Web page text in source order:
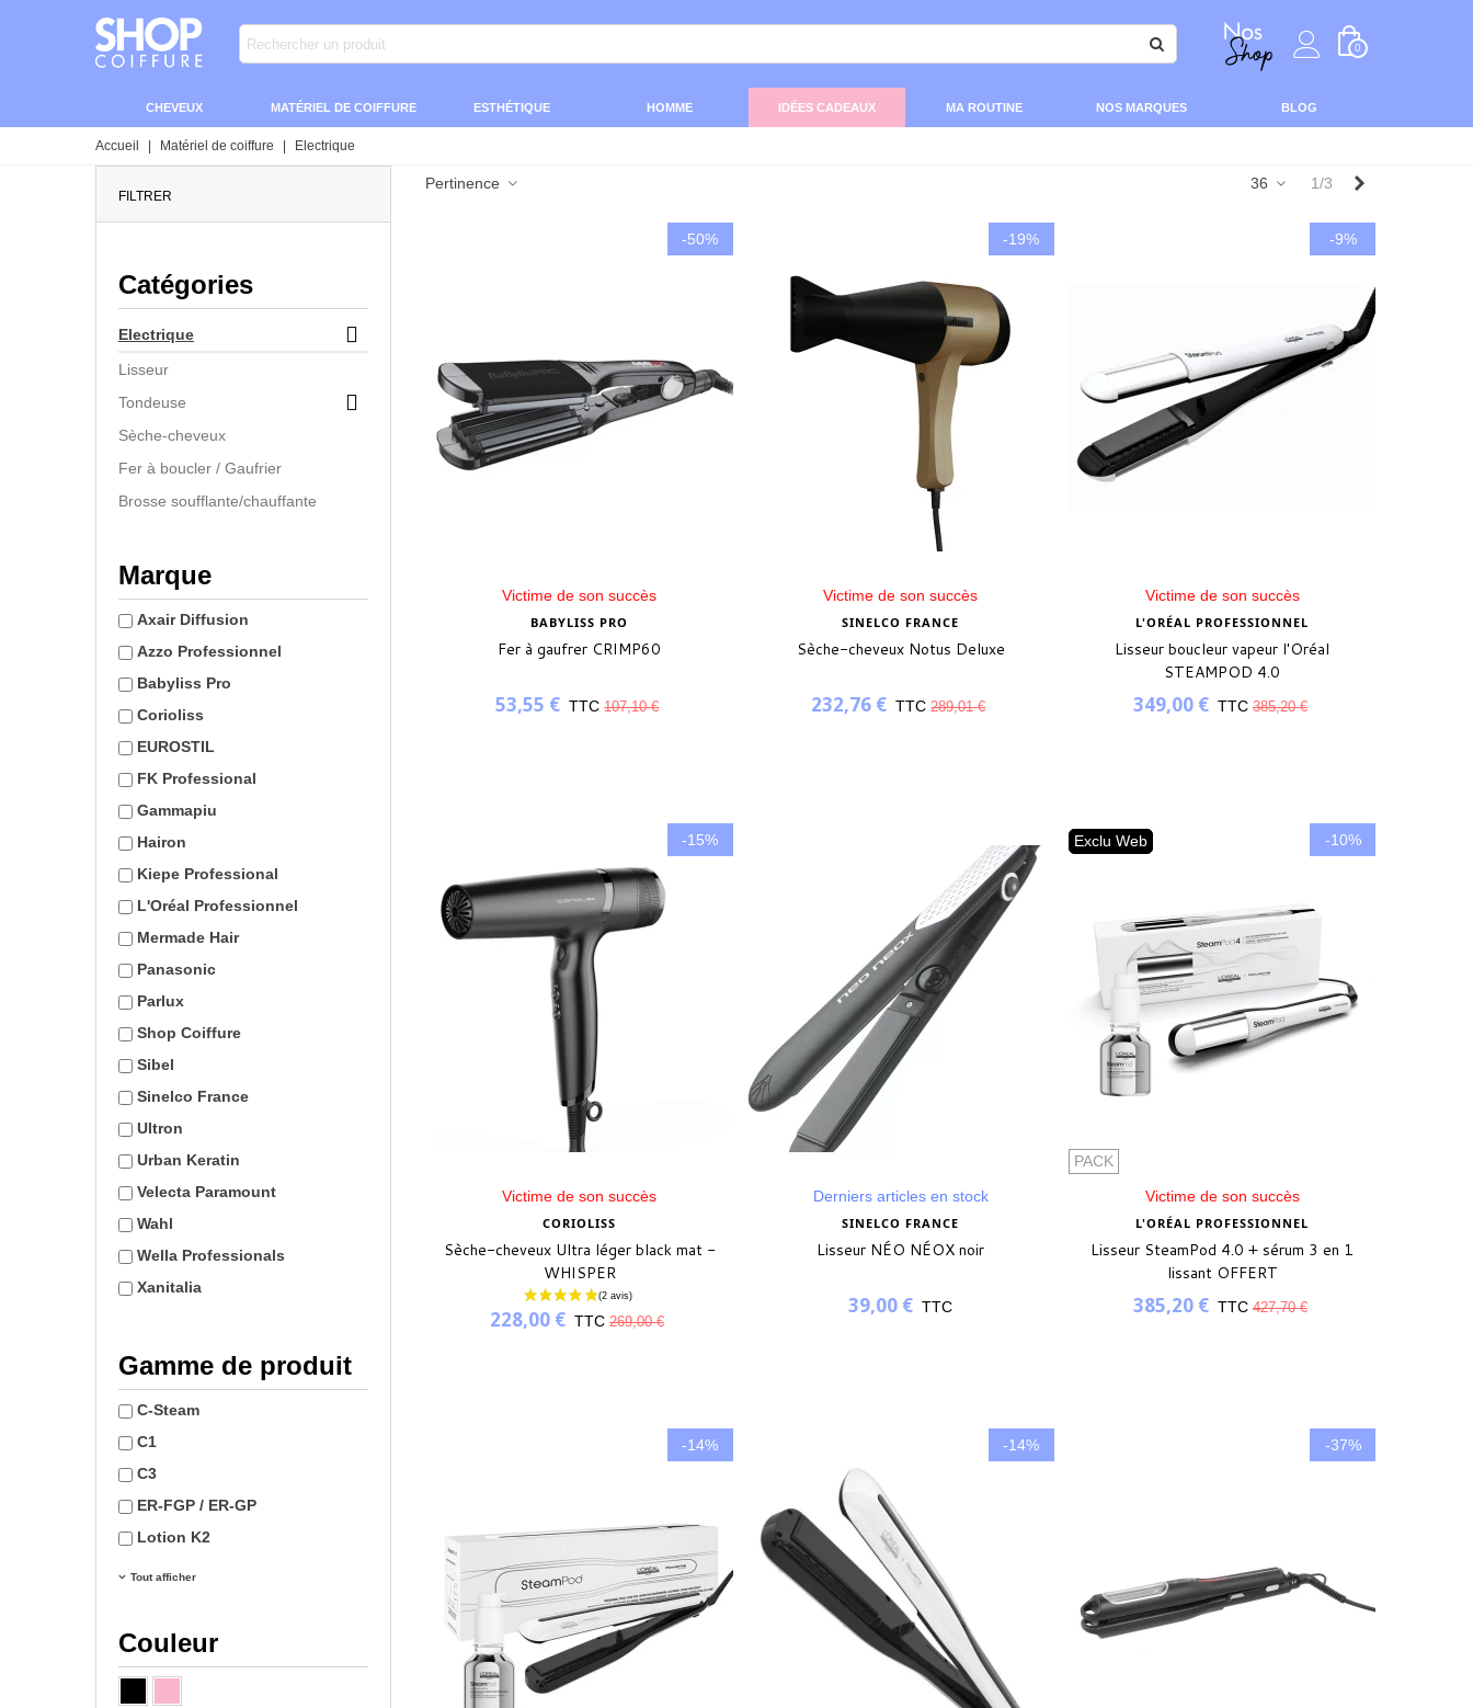
0
CHEVEUX MATÉRIEL DE COIFFURE ESTHÉTIQUE HOMME IDÉES CADEAUX MA ROUTINE NOS MARQUES BLOG
Accueil Matériel de coiffure Electrique
FILTRER
Catégories

Electrique
Lisseur

Tondeuse
Sèche-cheveux
Fer à boucler / Gaufrier
Brosse soufflante/chauffante
Marque
Axair Diffusion
Azzo Professionnel
Babyliss Pro
Corioliss
EUROSTIL
FK Professional
Gammapiu
Hairon
Kiepe Professional
L'Oréal Professionnel
Mermade Hair
Panasonic
Parlux
Shop Coiffure
Sibel
Sinelco France
Ultron
Urban Keratin
Velecta Paramount
Wahl
Wella Professionals
Xanitalia
Gamme de produit
C-Steam
C1
C3
ER-FGP / ER-GP
Lotion K2
Tout afficher
Couleur
Pertinence 36 1/3
-50%
Victime de son succès
BABYLISS PRO
Fer à gaufrer CRIMP60
53,55 € TTC 107,10 €
-19%
Victime de son succès
SINELCO FRANCE
Sèche-cheveux Notus Deluxe
232,76 € TTC 289,01 €
-9%
Victime de son succès
L'ORÉAL PROFESSIONNEL
Lisseur boucleur vapeur l'Oréal
STEAMPOD 4.0
349,00 € TTC 385,20 €
-15%
Victime de son succès
CORIOLISS
Sèche-cheveux Ultra léger black mat -
WHISPER
228,00 € TTC 269,00 €
Derniers articles en stock
SINELCO FRANCE
Lisseur NÉO NÉOX noir
39,00 € TTC
Exclu Web
PACK
-10%
Victime de son succès
L'ORÉAL PROFESSIONNEL
Lisseur SteamPod 4.0 + sérum 3 en 1
lissant OFFERT
385,20 € TTC 427,70 €
-14% -14% -37%